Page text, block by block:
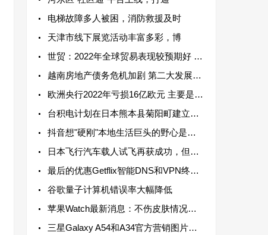
电梯故障多人被困，消防救援及时
天津市线下展览活动丰富多彩，博
世贸：2022年全球贸易表现较预期好 避过了最坏情况
越南房地产债务危机加剧 第二大发展商Novaland违约
欧洲央行2022年亏损16亿欧元 主要是由于采取连串加息行动
台积电计划在日本熊本县菊阳町建立第二座芯片制造厂
抖音想"硬刚"本地生活巨头的野心是藏不住的
日本飞行汽车载人试飞再获成功，但机体为Made in China
最后的优惠Getflix智能DNS和VPN终身订阅只需49美元
谷歌量子计算机错误率大幅降低
苹果Watch最新消息：不伤皮肤情况下监测血糖水平
三星Galaxy A54和A34官方营销图片泄露 采用3.5毫米耳机插孔